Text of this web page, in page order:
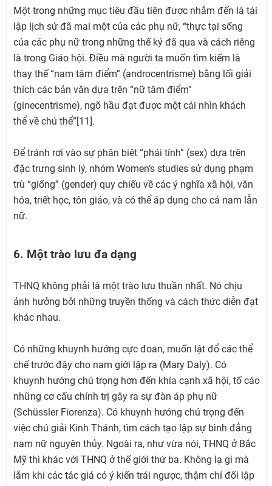
Một trong những mục tiêu đầu tiên được nhắm đến là tái
lập lịch sử đã mai một của các phụ nữ, “thực tại sống
của các phụ nữ trong những thế kỷ đã qua và cách riêng
là trong Giáo hội. Điều mà người ta muốn tìm kiếm là
thay thế “nam tâm điểm” (androcentrisme) bằng lối giải
thích các bản văn dựa trên “nữ tâm điểm”
(ginecentrisme), ngõ hầu đạt được một cái nhìn khách
thể về chủ thể”[11].
Để tránh rơi vào sự phân biệt “phái tính” (sex) dựa trên
đặc trưng sinh lý, nhóm Women’s studies sử dụng phạm
trù “giống” (gender) quy chiếu về các ý nghĩa xã hội, văn
hóa, triết học, tôn giáo, và có thể áp dụng cho cả nam lẫn
nữ.
6. Một trào lưu đa dạng
THNQ không phải là một trào lưu thuần nhất. Nó chịu
ảnh hưởng bởi những truyền thống và cách thức diễn đạt
khác nhau.
Có những khuynh hướng cực đoan, muốn lật đổ các thể
chế trước đây cho nam giới lập ra (Mary Daly). Có
khuynh hướng chú trọng hơn đến khía cạnh xã hội, tố cáo
những cơ cấu chính trị gây ra sự đàn áp phụ nữ
(Schüssler Fiorenza). Có khuynh hướng chú trọng đến
việc chú giải Kinh Thánh, tìm cách tạo lập sự bình đẳng
nam nữ nguyên thủy. Ngoài ra, như vừa nói, THNQ ở Bắc
Mỹ thì khác với THNQ ở thế giới thứ ba. Không lạ gì mà
lắm khi các tác giả có ý kiến trái ngược, thậm chí đối lập